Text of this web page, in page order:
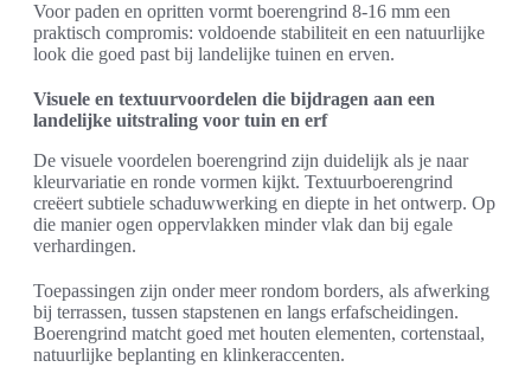
Voor paden en opritten vormt boerengrind 8-16 mm een
praktisch compromis: voldoende stabiliteit en een natuurlijke
look die goed past bij landelijke tuinen en erven.
Visuele en textuurvoordelen die bijdragen aan een
landelijke uitstraling voor tuin en erf
De visuele voordelen boerengrind zijn duidelijk als je naar
kleurvariatie en ronde vormen kijkt. Textuurboerengrind
creëert subtiele schaduwwerking en diepte in het ontwerp. Op
die manier ogen oppervlakken minder vlak dan bij egale
verhardingen.
Toepassingen zijn onder meer rondom borders, als afwerking
bij terrassen, tussen stapstenen en langs erfafscheidingen.
Boerengrind matcht goed met houten elementen, cortenstaal,
natuurlijke beplanting en klinkeraccenten.